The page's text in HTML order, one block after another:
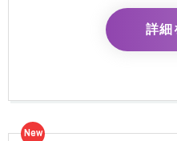
詳細
New